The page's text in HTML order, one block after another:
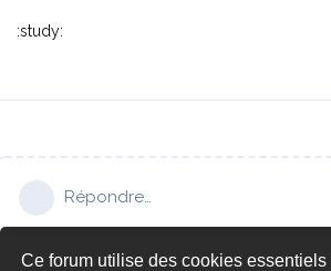
Ce forum utilise des cookies essentiels
:study:
Répondre…